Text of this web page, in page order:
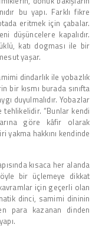
bu yapı. Farklı fikre
eritmek için çabalar.
düşüncelere kapalıdır.
katı dogması ile bir
yaşar.
dindarlık ile yobazlık
bir kısmı burada sınıfta
duyulmalıdır. Yobazlar
tehlikelidir. “Bunlar kendi
göre kâfir olarak
hakkını kendinde
kısaca her alanda
bir üçlemeye dikkat
için geçerli olan
dinci, samimi dininin
para kazanan dinden